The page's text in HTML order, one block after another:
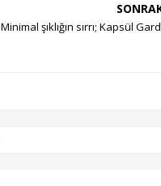
Minimal şıklığın sırrı; Kapsül